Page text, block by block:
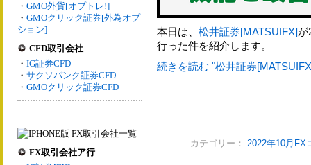
・ GMO外貨[オプトレ!]
・ GMOクリック証券[外為オプ
ション]
CFD取引会社
・ IG証券CFD
・ サクソバンク証券CFD
・ GMOクリック証券CFD
FX取引会社ア行
本日は、 松井証券[MATSUIFX]が
行った件を紹介します。
続きを読む "松井証券
カテゴリー： 2022年10月FX